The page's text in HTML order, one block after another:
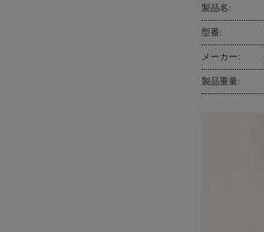
製品名:
型番:
メーカー:
製品重量: